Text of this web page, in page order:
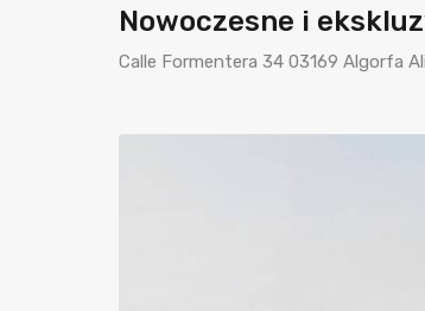
Nowoczesne i
Calle Formentera 34 03169 Algorfa